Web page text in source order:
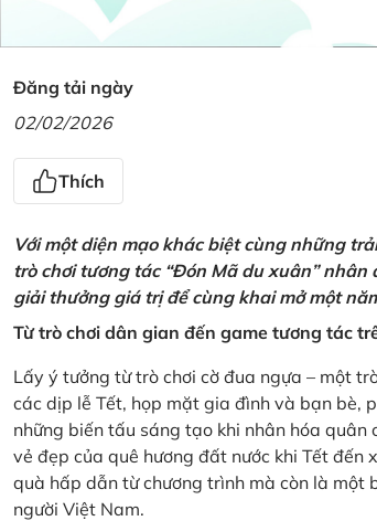
Đăng tải ngày
02/02/2026
Thích
Với một diện mạo khác biệt cùng những
trò chơi tương tác “Đón Mã du xuân”
giải thưởng giá trị để cùng khai mở một
Từ trò chơi dân gian đến game tương tác
Lấy ý tưởng từ trò chơi cờ đua ngựa – một
các dịp lễ Tết, họp mặt gia đình và bạn bè,
những biến tấu sáng tạo khi nhân hóa
vẻ đẹp của quê hương đất nước khi Tết đến
quà hấp dẫn từ chương trình mà còn là một
người Việt Nam.